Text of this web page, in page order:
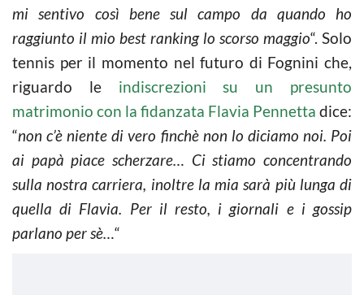
mi sentivo così bene sul campo da quando ho
raggiunto il mio best ranking lo scorso maggio“. Solo
tennis per il momento nel futuro di Fognini che,
riguardo leindiscrezioni su un presunto
matrimonio con la fidanzata Flavia Pennetta dice:
“non c’è niente di vero finchè non lo diciamo noi. Poi
ai papà piace scherzare… Ci stiamo concentrando
sulla nostra carriera, inoltre la mia sarà più lunga di
quella di Flavia. Per il resto, i giornali e i gossip
parlano per sè…“